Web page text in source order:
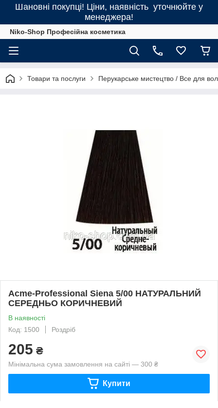
Шановні покупці! Ціни, наявність уточнюйте у
менеджера!
Niko-Shop Професійна косметика
Товари та послуги Перукарське мистецтво / Все для
Acme-Professional Siena 5/00 НАТУРАЛЬНИЙ
СЕРЕДНЬО КОРИЧНЕВИЙ
В наявності
Код: 1500
Роздріб
205 ₴
Мінімальна сума замовлення на сайті — 300 ₴
Купити